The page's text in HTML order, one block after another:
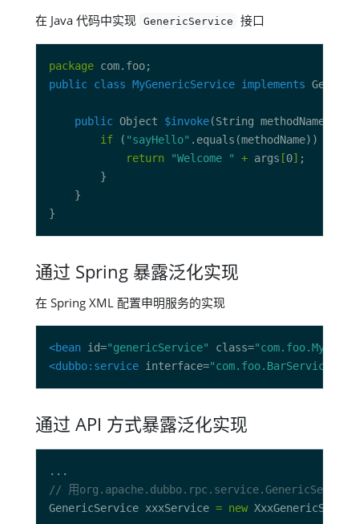
在 Java 代码中实现
GenericService 接口
package
public class MyGenericService implements
public Object $invoke(String methodName,
if ( "sayHello"
return
"Welcome " + args [0]
通过 Spring 暴露泛化实现
在 Spring XML 配置申明服务的实现
<bean id="genericService" class=
<dubbo:service interface="com.foo.BarService"
通过 API 方式暴露泛化实现
// 用org.apache.dubbo.rpc.service.GenericService可
GenericService xxxService = new